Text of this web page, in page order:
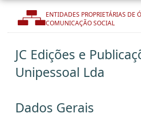
ENTIDADES PROPRIETÁRIAS DE
COMUNICAÇÃO SOCIAL
JC Edições e
Unipessoal Lda
Dados Gerais